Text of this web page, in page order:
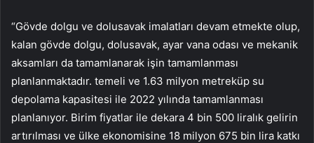
“Gövde dolgu ve dolusavak imalatları devam etmekte olup,
kalan gövde dolgu, dolusavak, ayar vana odası ve mekanik
aksamları da tamamlanarak işin tamamlanması
planlanmaktadır. temeli ve 1.63 milyon metreküp su
depolama kapasitesi ile 2022 yılında tamamlanması
planlanıyor. Birim fiyatlar ile dekara 4 bin 500 liralık gelirin
artırılması ve ülke ekonomisine 18 milyon 675 bin lira katkı